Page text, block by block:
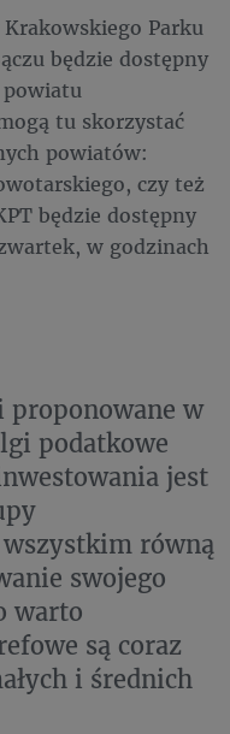
Parku
będzie dostępny
tu skorzystać
powiatów:
czy też
będzie dostępny
w godzinach
proponowane w
podatkowe
jest
równą
swojego
warto
są coraz
i średnich